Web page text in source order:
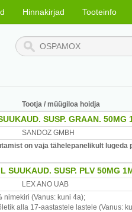
Hinnakirjad Tooteinfo
Tootja / müügiloa hoidja
SUSP. GRAAN. 50MG
SANDOZ GMBH
on vaja tähelepanelikult
SUUKAUD. SUSP. PLV 50MG
LEX ANO UAB
nimekiri (Vanus: kuni 4a);
alla 17-aastastele lastele (Vanus: